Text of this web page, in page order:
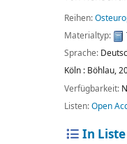
Reihen:
Materialtyp:
Sprache:
Köln : Böhlau,
Verfügbarkeit:
Listen:Open
In